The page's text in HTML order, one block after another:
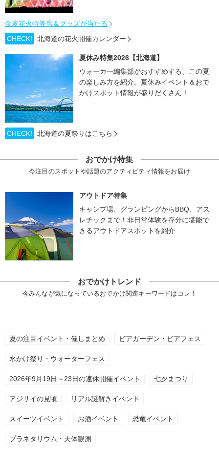
金麦花火特等席＆グッズが当たる
CHECK!
北海道の花火開催カレンダー
夏休み特集2026【北海道】
ウォーカー編集部がおすすめする、この夏
の楽しみ方を紹介。夏休みイベント＆おで
かけスポット情報が盛りだくさん！
CHECK! 北海道の夏祭りはこちら
おでかけ特集
今注目のスポットや話題のアクティビティ情報をお届け
アウトドア特集
キャンプ場、グランピングからBBQ、アス
レチックまで！非日常体験を存分に堪能で
きるアウトドアスポットを紹介
おでかけトレンド
今みんなが気になっているおでかけ関連キーワードはコレ！
夏の注目イベント・催しまとめ ビアガーデン・ビアフェス
水かけ祭り・ウォーターフェス
2026年9月19日～23日の連休開催イベント 七夕まつり
アジサイの見頃 リアル謎解きイベント
スイーツイベント お酒イベント 恐竜イベント
プラネタリウム・天体観測